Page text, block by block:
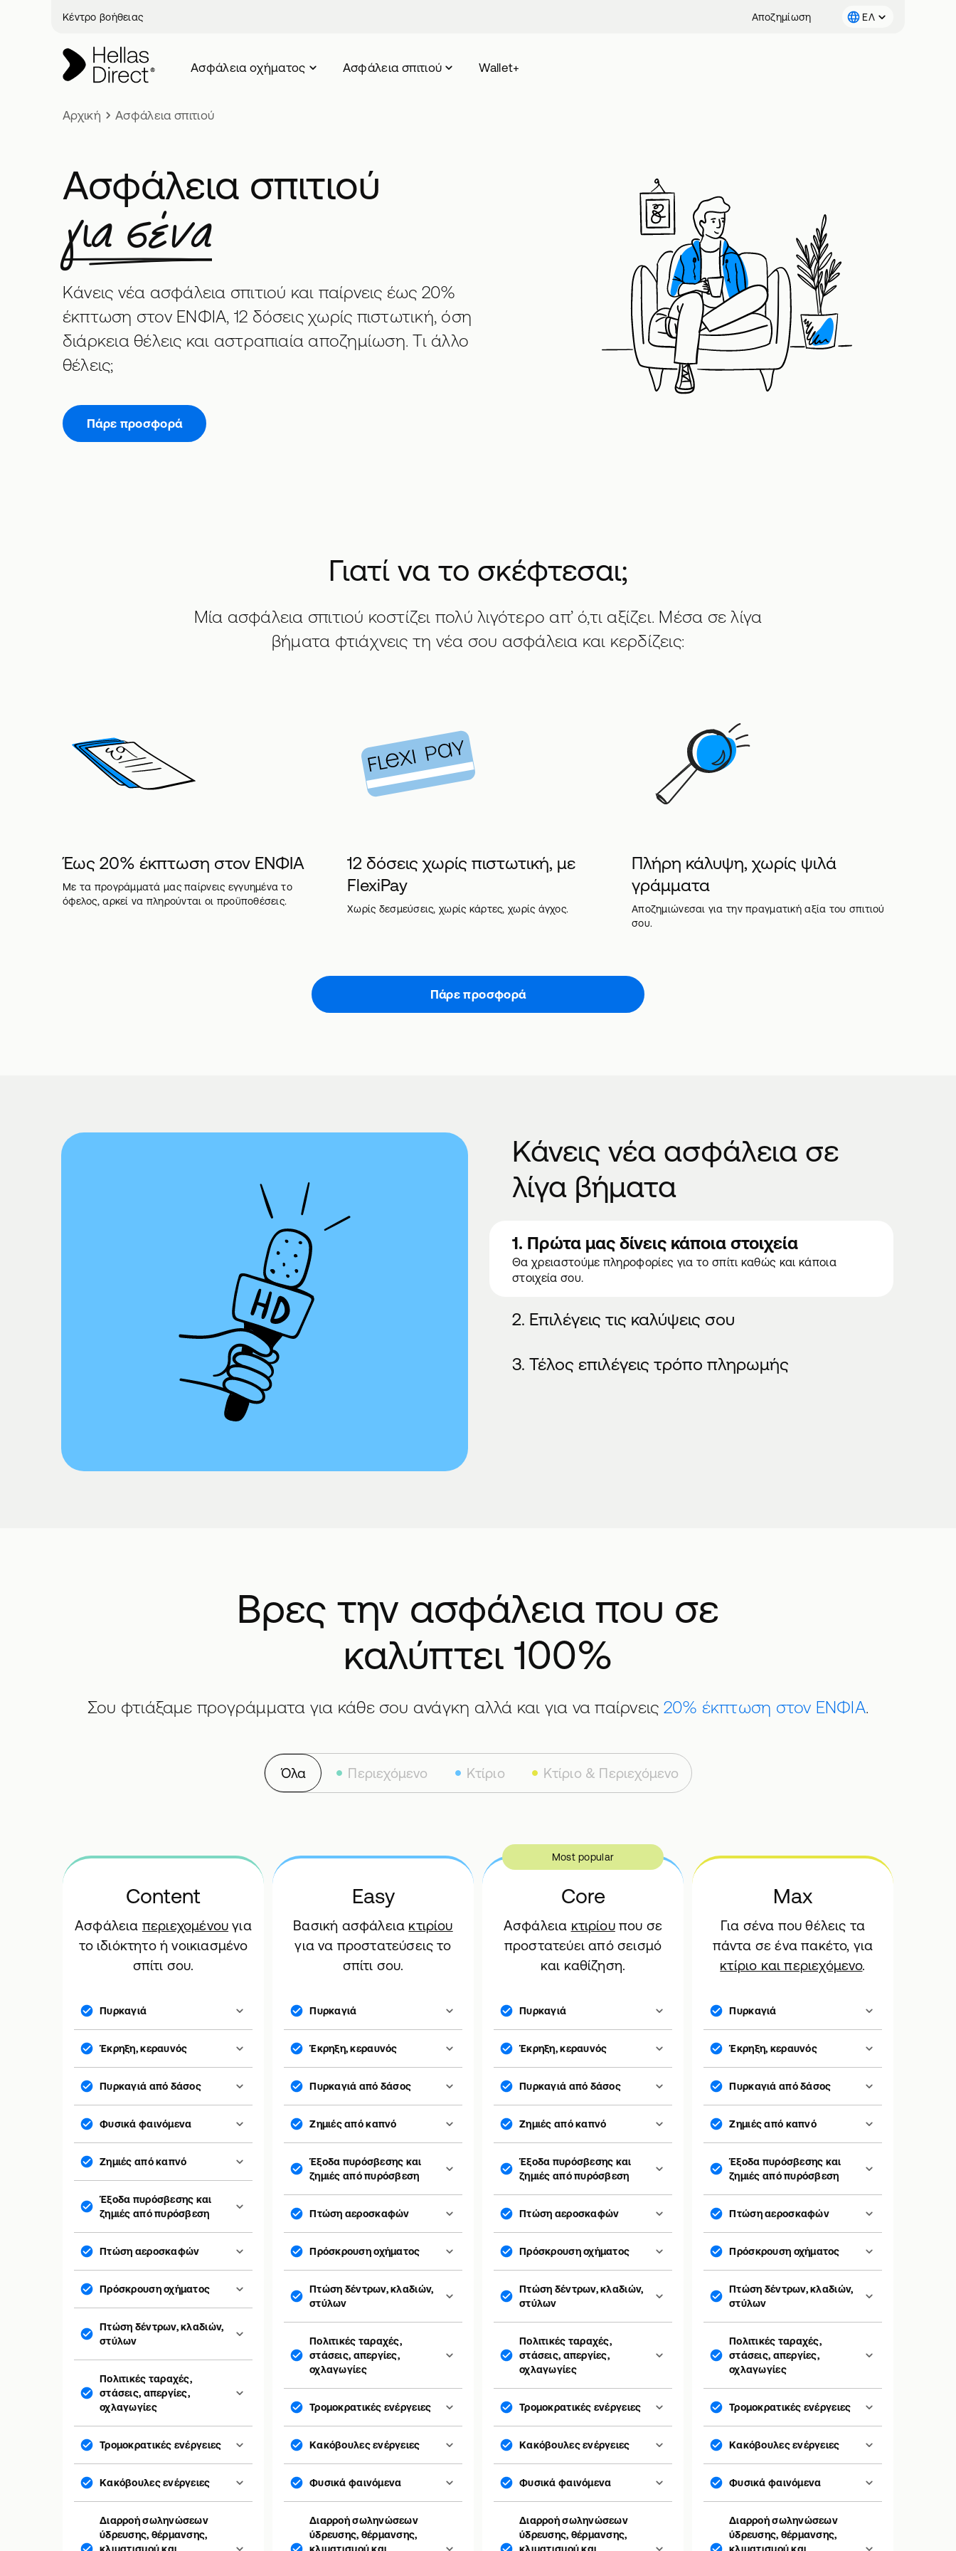
Κέντρο βοήθειας Αποζημίωση ΕΛ
Ασφάλεια oχήματος Ασφάλεια σπιτιού Wallet+
Αρχική Ασφάλεια σπιτιού
Ασφάλεια σπιτιού
για σένα
Κάνεις νέα ασφάλεια σπιτιού και παίρνεις έως 20%
έκπτωση στον ΕΝΦΙΑ, 12 δόσεις χωρίς πιστωτική, όση
διάρκεια θέλεις και αστραπιαία αποζημίωση. Τι άλλο
θέλεις;
Πάρε προσφορά
Γιατί να το σκέφτεσαι;
Μία ασφάλεια σπιτιού κοστίζει πολύ λιγότερο απ’ ό,τι αξίζει. Μέσα σε λίγα
βήματα φτιάχνεις τη νέα σου ασφάλεια και κερδίζεις:
Έως 20% έκπτωση στον ΕΝΦΙΑ
Με τα προγράμματά μας παίρνεις εγγυημένα το
όφελος, αρκεί να πληρούνται οι προϋποθέσεις.
12 δόσεις χωρίς πιστωτική, με
FlexiPay
Χωρίς δεσμεύσεις, χωρίς κάρτες, χωρίς άγχος.
Πλήρη κάλυψη, χωρίς ψιλά
γράμματα
Αποζημιώνεσαι για την πραγματική αξία του σπιτιού
σου.
Πάρε προσφορά
Κάνεις νέα ασφάλεια σε
λίγα βήματα
1. Πρώτα μας δίνεις κάποια στοιχεία
Θα χρειαστούμε πληροφορίες για το σπίτι καθώς και κάποια
στοιχεία σου.
2. Επιλέγεις τις καλύψεις σου
3. Τέλος επιλέγεις τρόπο πληρωμής
Βρες την ασφάλεια που σε
καλύπτει 100%
Σου φτιάξαμε προγράμματα για κάθε σου ανάγκη αλλά και για να παίρνεις 20% έκπτωση στον ΕΝΦΙΑ.
Όλα Περιεχόμενο Κτίριο Κτίριο & Περιεχόμενο
Content
Ασφάλεια περιεχομένου για
το ιδιόκτητο ή νοικιασμένο
σπίτι σου.
Πυρκαγιά
Έκρηξη, κεραυνός
Πυρκαγιά από δάσος
Φυσικά φαινόμενα
Ζημιές από καπνό
Έξοδα πυρόσβεσης και
ζημιές από πυρόσβεση
Πτώση αεροσκαφών
Πρόσκρουση οχήματος
Πτώση δέντρων, κλαδιών,
στύλων
Πολιτικές ταραχές,
στάσεις, απεργίες,
οχλαγωγίες
Τρομοκρατικές ενέργειες
Κακόβουλες ενέργειες
Διαρροή σωληνώσεων
ύδρευσης, θέρμανσης,
Easy
Βασική ασφάλεια κτιρίου
για να προστατεύσεις το
σπίτι σου.
Πυρκαγιά
Έκρηξη, κεραυνός
Πυρκαγιά από δάσος
Ζημιές από καπνό
Έξοδα πυρόσβεσης και
ζημιές από πυρόσβεση
Πτώση αεροσκαφών
Πρόσκρουση οχήματος
Πτώση δέντρων, κλαδιών,
στύλων
Πολιτικές ταραχές,
στάσεις, απεργίες,
οχλαγωγίες
Τρομοκρατικές ενέργειες
Κακόβουλες ενέργειες
Φυσικά φαινόμενα
Διαρροή σωληνώσεων
ύδρευσης, θέρμανσης,
Most popular
Core
Ασφάλεια κτιρίουπου σε
προστατεύει από σεισμό
και καθίζηση.
Πυρκαγιά
Έκρηξη, κεραυνός
Πυρκαγιά από δάσος
Ζημιές από καπνό
Έξοδα πυρόσβεσης και
ζημιές από πυρόσβεση
Πτώση αεροσκαφών
Πρόσκρουση οχήματος
Πτώση δέντρων, κλαδιών,
στύλων
Πολιτικές ταραχές,
στάσεις, απεργίες,
οχλαγωγίες
Τρομοκρατικές ενέργειες
Κακόβουλες ενέργειες
Φυσικά φαινόμενα
Διαρροή σωληνώσεων
ύδρευσης, θέρμανσης,
Max
Για σένα που θέλεις τα
πάντα σε ένα πακέτο, για
κτίριο και περιεχόμενο.
Πυρκαγιά
Έκρηξη, κεραυνός
Πυρκαγιά από δάσος
Ζημιές από καπνό
Έξοδα πυρόσβεσης και
ζημιές από πυρόσβεση
Πτώση αεροσκαφών
Πρόσκρουση οχήματος
Πτώση δέντρων, κλαδιών,
στύλων
Πολιτικές ταραχές,
στάσεις, απεργίες,
οχλαγωγίες
Τρομοκρατικές ενέργειες
Κακόβουλες ενέργειες
Φυσικά φαινόμενα
Διαρροή σωληνώσεων
ύδρευσης, θέρμανσης,